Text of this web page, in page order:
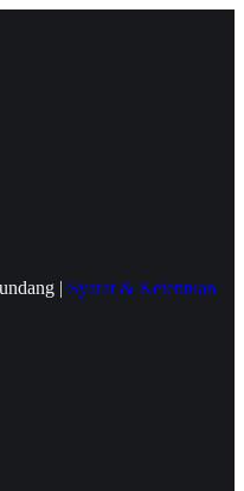
| Syarat & Ketentuan